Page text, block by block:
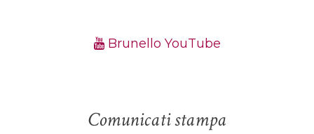
Brunello YouTube
Comunicati stampa